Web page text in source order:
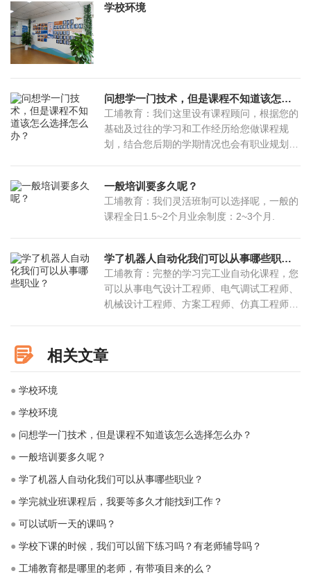
学校环境
问想学一门技术，但是课程不知道该怎么选择怎么办？
工埔教育：我们这里设有课程顾问，根据您的
基础及过往的学习和工作经历给您做课程规
划，结合您后期的学期情况也会有职业规划
一般培训要多久呢？
工埔教育：我们灵活班制可以选择呢，一般的
课程全日1.5~2个月业余制度：2~3个月.
学了机器人自动化我们可以从事哪些职业？
工埔教育：完整的学习完工业自动化课程，您
可以从事电气设计工程师、电气调试工程师、
机械设计工程师、方案工程师、仿真工程师、
维护员等岗位。
相关文章
● 学校环境
● 学校环境
● 问想学一门技术，但是课程不知道该怎么选择怎么办？
● 一般培训要多久呢？
● 学了机器人自动化我们可以从事哪些职业？
● 学完就业班课程后，我要等多久才能找到工作？
● 可以试听一天的课吗？
● 学校下课的时候，我们可以留下练习吗？有老师辅导吗？
● 工埔教育都是哪里的老师，有带项目来的么？